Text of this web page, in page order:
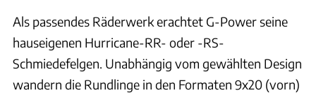
Als passendes Räderwerk erachtet G-Power seine
hauseigenen Hurricane-RR- oder -RS-
Schmiedefelgen. Unabhängig vom gewählten Design
wandern die Rundlinge in den Formaten 9x20 (vorn)